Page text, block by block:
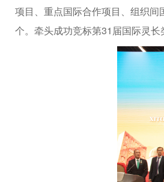
项目、重点国际合作项目、组织
个。牵头成功竞标第31届国际灵长